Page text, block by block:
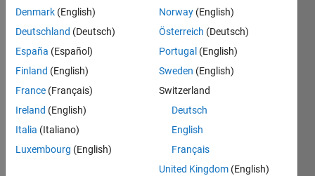
logic(1)
= 1
logic(3)
= 10
logic(4)
= 2
Denmark (English)
Deutschland (Deutsch)
España (Español)
Finland (English)
France (Français)
Ireland (English)
Italia (Italiano)
Luxembourg (English)
Norway (English)
Österreich (Deutsch)
Portugal (English)
Sweden (English)
Switzerland
Deutsch
English
Français
United Kingdom (English)